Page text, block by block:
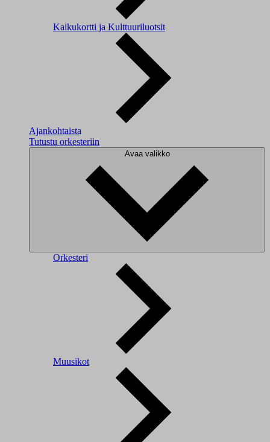
Kaikukortti ja Kulttuuriluotsit
Ajankohtaista
Tutustu orkesteriin
Avaa valikko
Orkesteri
Muusikot